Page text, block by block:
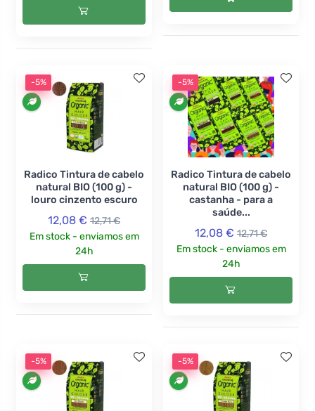
-5%
Radico Tintura de cabelo
natural BIO (100 g) -
louro cinzento escuro
12,08 € 12,71 €
Em stock - enviamos em
24h
-5%
Radico Tintura de cabelo
natural BIO (100 g) -
castanha - para a
saúde...
12,08 € 12,71 €
Em stock - enviamos em
24h
-5% -5%